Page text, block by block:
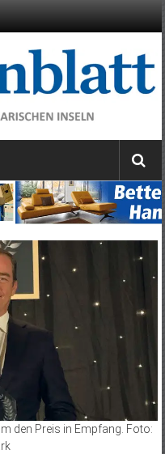
den Preis in Empfang. Foto: